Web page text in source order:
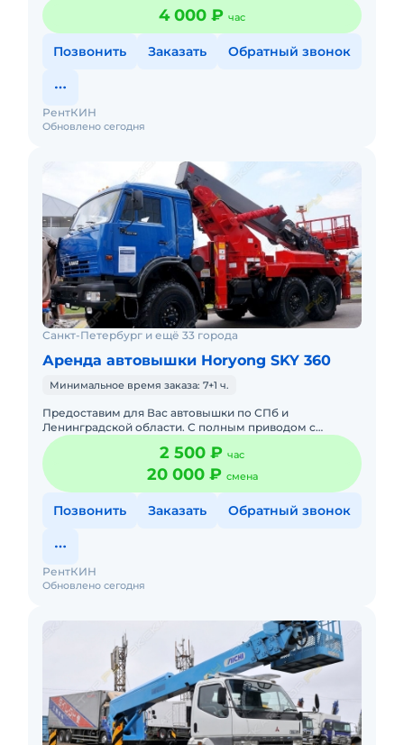
12, 15, 18, 22, 30, 23, 35, 40, 45, 50, 55, 60 и 65 метров. Н
4 000 ₽ час
Позвонить Заказать Обратный звонок
Обновлено сегодня
РентКИН
Санкт-Петербург и ещё 33 города
Аренда автовышки Horyong SKY 360
Минимальное время заказа: 7+1 ч.
Предоставим для Вас автовышки по СПб и
Ленинградской области. С полным приводом с
управлением в люльке. С телескопической стрелой:
12, 15, 18, 22, 30, 23, 35, 42 500 ₽ час
20 000 ₽ смена
Позвонить Заказать Обратный звонок
Обновлено сегодня
РентКИН